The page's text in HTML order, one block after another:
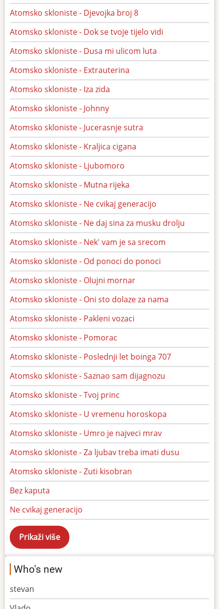
Atomsko skloniste - Djevojka broj 8
Atomsko skloniste - Dok se tvoje tijelo vidi
Atomsko skloniste - Dusa mi ulicom luta
Atomsko skloniste - Extrauterina
Atomsko skloniste - Iza zida
Atomsko skloniste - Johnny
Atomsko skloniste - Jucerasnje sutra
Atomsko skloniste - Kraljica cigana
Atomsko skloniste - Ljubomoro
Atomsko skloniste - Mutna rijeka
Atomsko skloniste - Ne cvikaj generacijo
Atomsko skloniste - Ne daj sina za musku drolju
Atomsko skloniste - Nek' vam je sa srecom
Atomsko skloniste - Od ponoci do ponoci
Atomsko skloniste - Olujni mornar
Atomsko skloniste - Oni sto dolaze za nama
Atomsko skloniste - Pakleni vozaci
Atomsko skloniste - Pomorac
Atomsko skloniste - Poslednji let boinga 707
Atomsko skloniste - Saznao sam dijagnozu
Atomsko skloniste - Tvoj princ
Atomsko skloniste - U vremenu horoskopa
Atomsko skloniste - Umro je najveci mrav
Atomsko skloniste - Za ljubav treba imati dusu
Atomsko skloniste - Zuti kisobran
Bez kaputa
Ne cvikaj generacijo
Who's new
stevan